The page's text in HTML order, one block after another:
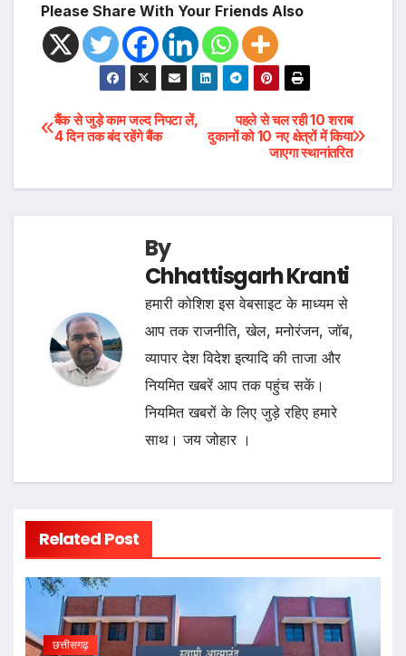
Please Share With Your Friends Also
Post
पहले से चल रही 10 शराब
दुकानों को 10 नए क्षेत्रों में किया
जाएगा स्थानांतरित
बैंक से जुड़े काम जल्द निपटा लें,
4 दिन तक बंद रहेंगे बैंक
By
Chhattisgarh Kranti
हमारी कोशिश इस वेबसाइट के माध्यम से
आप तक राजनीति, खेल, मनोरंजन, जॉब,
व्यापार देश विदेश इत्यादि की ताजा और
नियमित खबरें आप तक पहुंच सकें।
नियमित खबरों के लिए जुड़े रहिए हमारे
साथ। जय जोहार ।
Related Post
छत्तीसगढ़